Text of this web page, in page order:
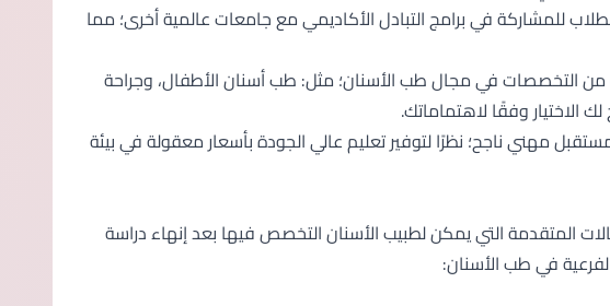
للمشاركة في برامج التبادل الأكاديمي مع جامعات عالمية أخرى؛ مما
من التخصصات في مجال طب الأسنان؛ مثل: طب أسنان الأطفال، وجراحة
الاختيار وفقًا لاهتماماتك.
مهني ناجح؛ نظرًا لتوفير تعليم عالي الجودة بأسعار معقولة في بيئة
التي يمكن لطبيب الأسنان التخصص فيها بعد إنهاء دراسة
في طب الأسنان: